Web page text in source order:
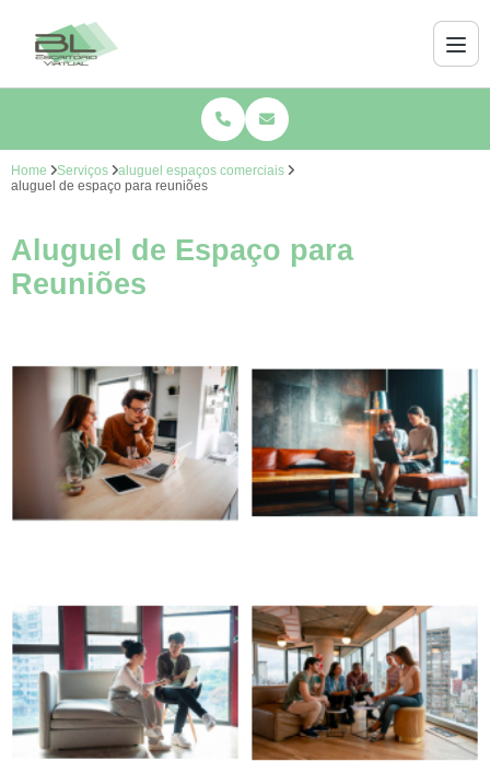
Home Serviços
aluguel espaços comerciais
aluguel de espaço para reuniões
Aluguel de Espaço para
Reuniões